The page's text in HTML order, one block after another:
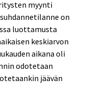
myynti
on
luottamusta
keskiarvon
aikana oli
odotetaan
jäävän